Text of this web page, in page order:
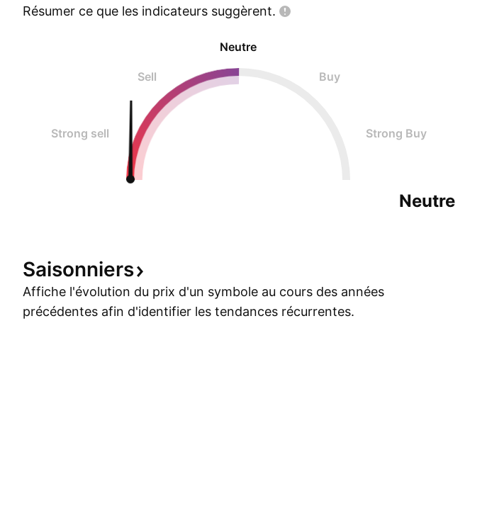
Résumer ce que les indicateurs suggèrent.
Neutre
Sell Buy
Strong sell Strong Buy
Neutre
Saisonniers
Affiche l'évolution du prix d'un symbole au cours des années
précédentes afin d'identifier les tendances récurrentes.